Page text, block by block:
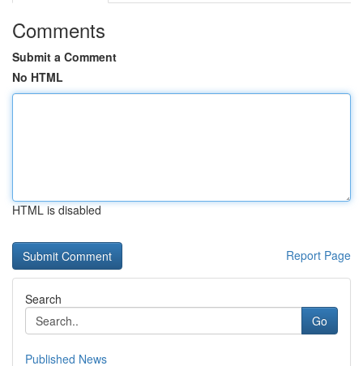
Comments
Submit a Comment
No HTML
HTML is disabled
Report Page
Search
Go
Published News